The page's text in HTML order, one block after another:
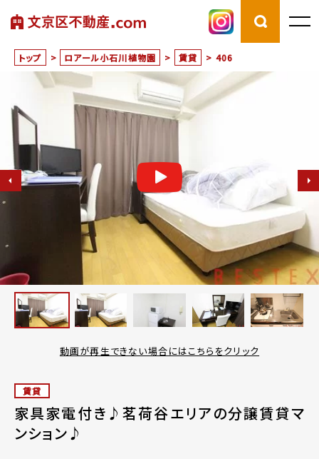
トップ > ロアール小石川植物園 > 賃貸 > 406
動画が再生できない場合にはこちらをクリック
賃貸
家具家電付き♪茗荷谷エリアの分譲賃貸マ
ンション♪